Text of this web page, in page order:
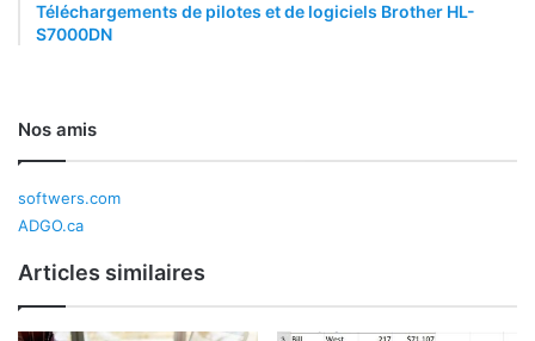
Téléchargements de pilotes et de logiciels Brother HL-
S7000DN
Nos amis
softwers.com
ADGO.ca
Articles similaires